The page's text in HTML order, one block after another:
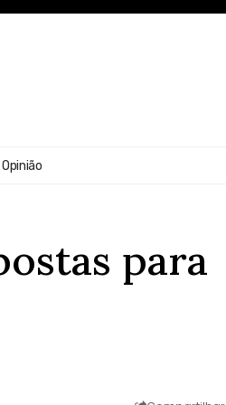
Opinião
para